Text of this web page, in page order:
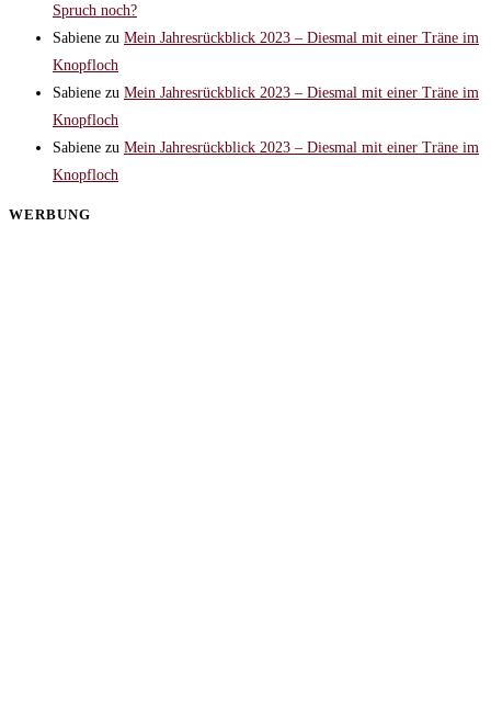
Spruch noch?
Sabiene zu Mein Jahresrückblick 2023 – Diesmal mit einer Träne im
Knopfloch
Sabiene zu Mein Jahresrückblick 2023 – Diesmal mit einer Träne im
Knopfloch
Sabiene zu Mein Jahresrückblick 2023 – Diesmal mit einer Träne im
Knopfloch
WERBUNG